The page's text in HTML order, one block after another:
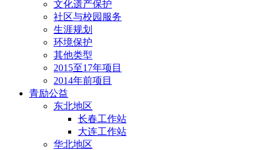
文化遗产保护
社区与校园服务
生涯规划
环境保护
其他类型
2015至17年项目
2014年前项目
青励公益
东北地区
长春工作站
大连工作站
华北地区